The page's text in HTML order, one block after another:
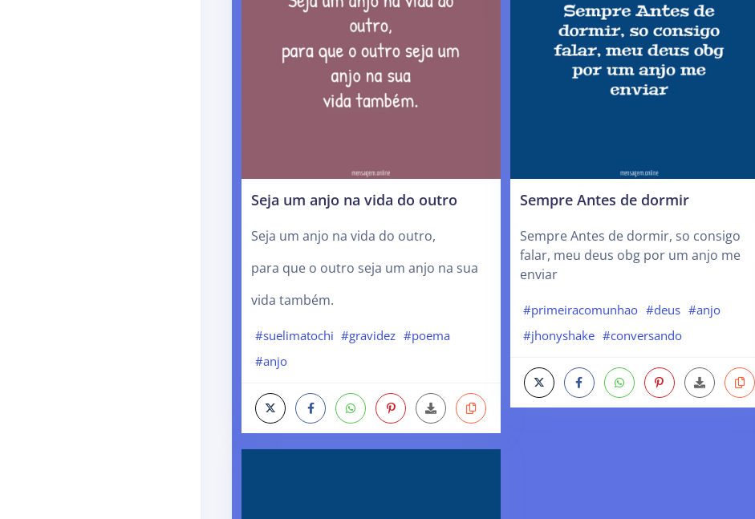
Seja um anjo na vida do outro
Seja um anjo na vida do outro,
para que o outro seja um anjo na sua
vida também.
#suelimatochi #gravidez #poema
#anjo
Sempre Antes de dormir
Sempre Antes de dormir, so consigo
falar, meu deus obg por um anjo me
enviar
#primeiracomunhao #deus #anjo
#jhonyshake #conversando